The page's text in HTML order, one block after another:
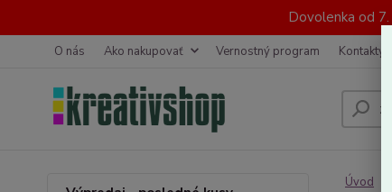
Dovolenka od
O nás Ako nakupovať Vernostný program Kontakty
Úvod